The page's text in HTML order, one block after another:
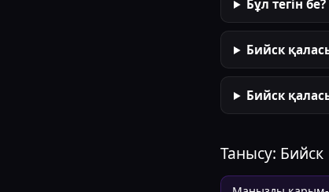
Бұл тегін бе?
Бийск
Бийск
Танысу: Бийск